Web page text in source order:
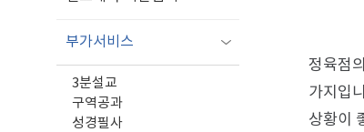
부가서비스
3분설교
구역공과
성경필사
정육점
가지입
상황이